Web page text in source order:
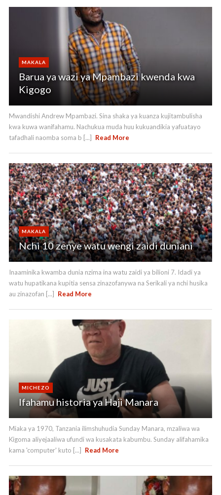
MAKALA
Barua ya wazi ya Mpambazi kwenda kwa
Kigogo
Mwandishi Andrew Mpambazi. Sina shaka ya kuanza kujitambulisha
kwa kuwa wanifahamu. Nachukua muda huu kukuandikia yafuatayo
tafadhali naomba soma b [...]
Read More
MAKALA
Nchi 10 zenye watu wengi zaidi duniani
Inaaminika kwamba dunia nzima ina watu zaidi ya bilioni 7. Idadi ya
watu hupatikana kupitia sensa zinazofanywa na Serikali ya nchi husika
au zinazofan [...]
Read More
MICHEZO
Ifahamu historia ya Haji Manara
Miaka ya 1970, Tanzania ilimshuhudia Sunday Manara, mzaliwa wa
Kigoma aliyejaaliwa ufundi wa kusakata kabumbu. Sunday alifahamika
kama 'computer' kuto [...]
Read More